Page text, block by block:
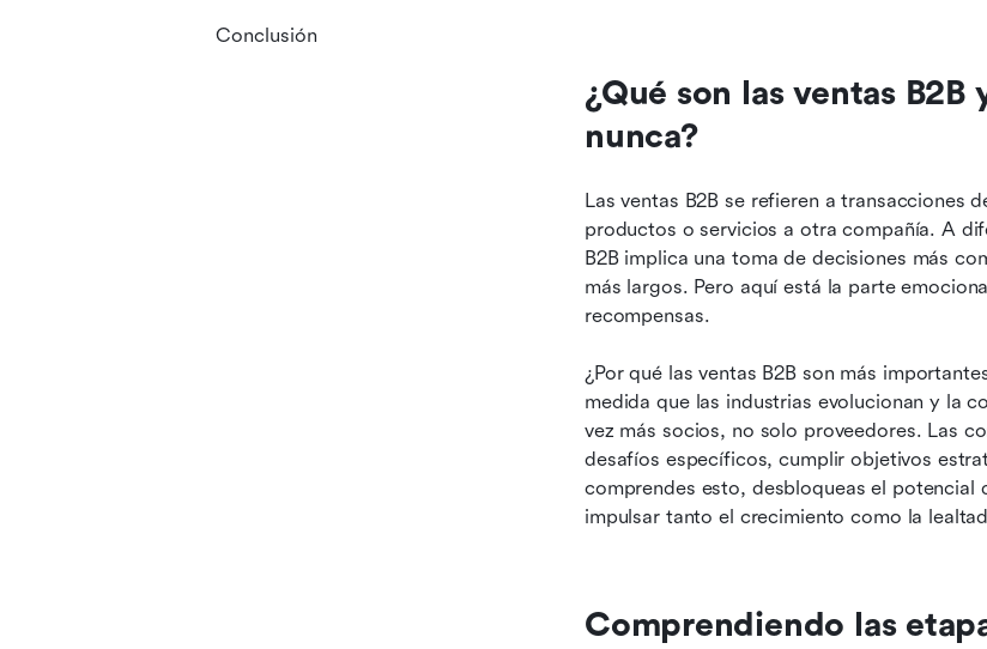
¿Qué son las ventas
nunca?
Las ventas B2B se refieren a transacciones
productos o servicios a otra compañía. A
B2B implica una toma de decisiones más
más largos. Pero aquí está la parte
recompensas.
¿Por qué las ventas B2B son más
medida que las industrias evolucionan y la
vez más socios, no solo proveedores. Las
desafíos específicos, cumplir objetivos
comprendes esto, desbloqueas el potencial
impulsar tanto el crecimiento como la
Comprendiendo las
Conclusión